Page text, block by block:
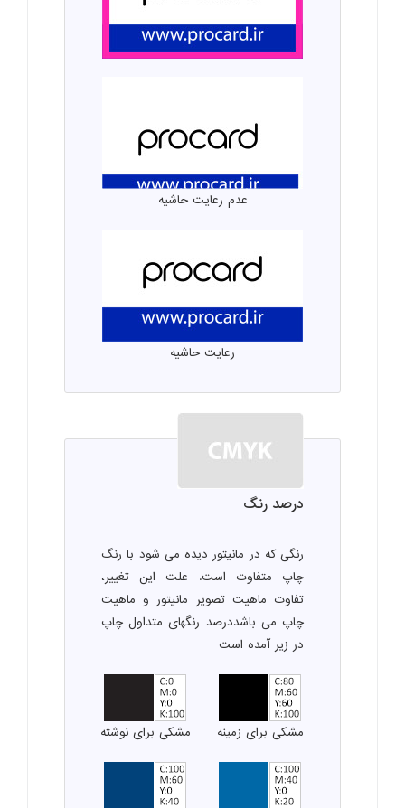
عدم رعایت حاشیه
رعایت حاشیه
درصد رنگ
رنگی که در مانیتور دیده می شود با رنگ
چاپ متفاوت است. علت این تغییر،
تفاوت ماهیت تصویر مانیتور و ماهیت
چاپ می باشددرصد رنگهای متداول چاپ
در زیر آمده است
مشکی برای زمینه مشکی برای نوشته